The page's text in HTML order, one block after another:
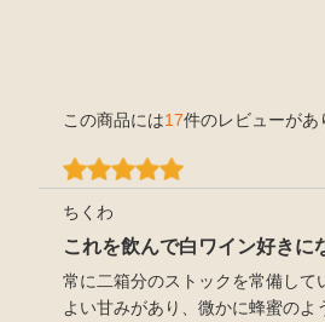
この商品には17件のレビューがあ
ちくわ
これを飲んで白ワイン好きに
常に二箱分のストックを常備し
よい甘みがあり、微かに蜂蜜のよ